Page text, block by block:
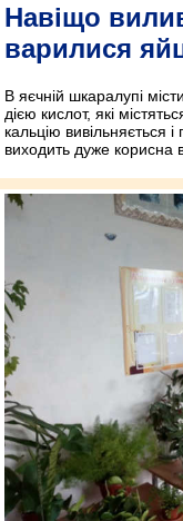
Навіщо
варилися
В яєчній шкаралупі
дією кислот, які
кальцію вивільняється
виходить дуже корисна